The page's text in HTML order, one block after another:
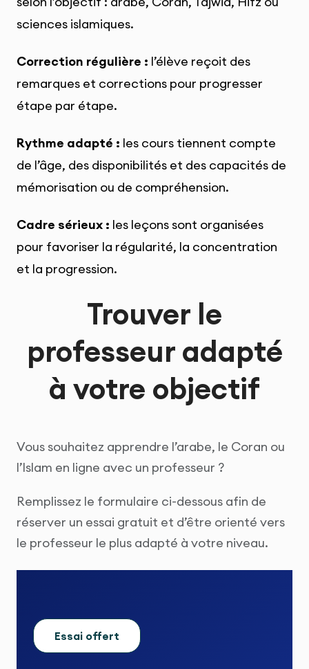
sciences islamiques.
Correction régulière : l’élève reçoit des
remarques et corrections pour progresser
étape par étape.
Rythme adapté : les cours tiennent compte
de l’âge, des disponibilités et des capacités de
mémorisation ou de compréhension.
Cadre sérieux : les leçons sont organisées
pour favoriser la régularité, la concentration
et la progression.
Trouver le
professeur adapté
à votre objectif
Vous souhaitez apprendre l’arabe, le Coran ou
l’Islam en ligne avec un professeur ?
Remplissez le formulaire ci-dessous afin de
réserver un essai gratuit et d’être orienté vers
le professeur le plus adapté à votre niveau.
Essai offert